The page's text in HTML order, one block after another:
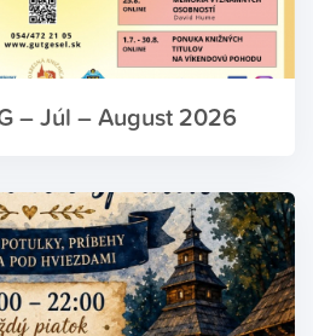
– Júl – August 2026